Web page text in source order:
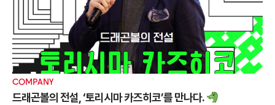
COMPANY
드래곤볼의 전설, ‘토리시마 카즈히코’를 만나다.